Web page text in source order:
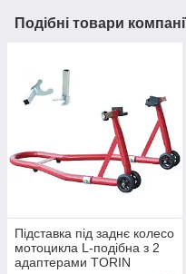
Подібні товари
Підставка під заднє колесо
мотоцикла L-подібна з 2
адаптерами TORIN